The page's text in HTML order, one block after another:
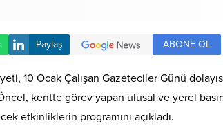
Paylaş ABONE OL
10 Ocak Çalışan Gazeteciler Günü
kentte görev yapan ulusal ve yerel
etkinliklerin programını açıkladı.